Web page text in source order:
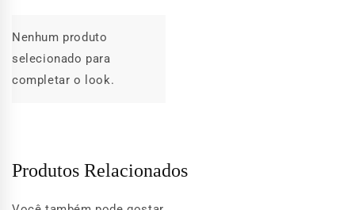
Nenhum produto
selecionado para
completar o look.
Produtos Relacionados